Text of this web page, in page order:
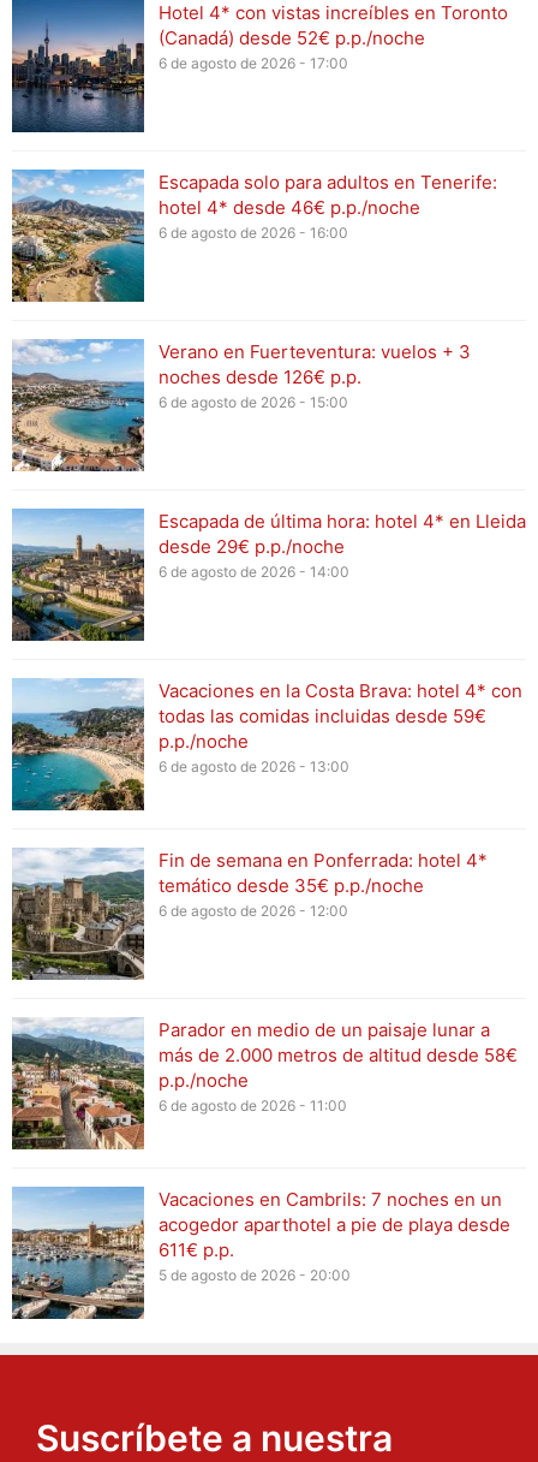
Hotel 4* con vistas increíbles en Toronto
(Canadá) desde 52€ p.p./noche
6 de agosto de 2026 - 17:00
Escapada solo para adultos en Tenerife:
hotel 4* desde 46€ p.p./noche
6 de agosto de 2026 - 16:00
Verano en Fuerteventura: vuelos + 3
noches desde 126€ p.p.
6 de agosto de 2026 - 15:00
Escapada de última hora: hotel 4* en Lleida
desde 29€ p.p./noche
6 de agosto de 2026 - 14:00
Vacaciones en la Costa Brava: hotel 4* con
todas las comidas incluidas desde 59€
p.p./noche
6 de agosto de 2026 - 13:00
Fin de semana en Ponferrada: hotel 4*
temático desde 35€ p.p./noche
6 de agosto de 2026 - 12:00
Parador en medio de un paisaje lunar a
más de 2.000 metros de altitud desde 58€
p.p./noche
6 de agosto de 2026 - 11:00
Vacaciones en Cambrils: 7 noches en un
acogedor aparthotel a pie de playa desde
611€ p.p.
5 de agosto de 2026 - 20:00
Suscríbete a nuestra